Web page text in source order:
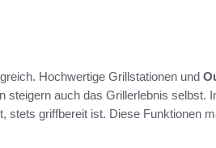
Hochwertige Grillstationen und
auch das Grillerlebnis selbst.
stets griffbereit ist. Diese Funktionen